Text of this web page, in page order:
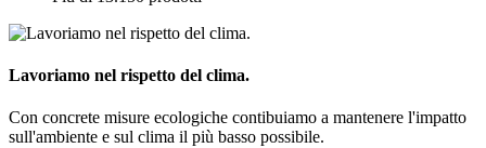
Lavoriamo nel rispetto del clima.
Con concrete misure ecologiche contibuiamo a mantenere l'impatto
sull'ambiente e sul clima il più basso possibile.